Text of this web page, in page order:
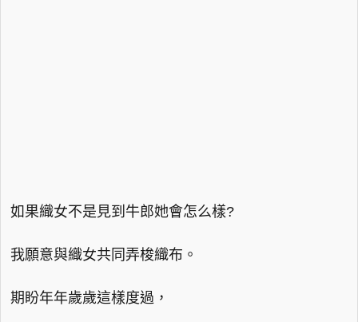
如果織女不是見到牛郎她會怎么樣?
我願意與織女共同弄梭織布。
期盼年年歲歲這樣度過，